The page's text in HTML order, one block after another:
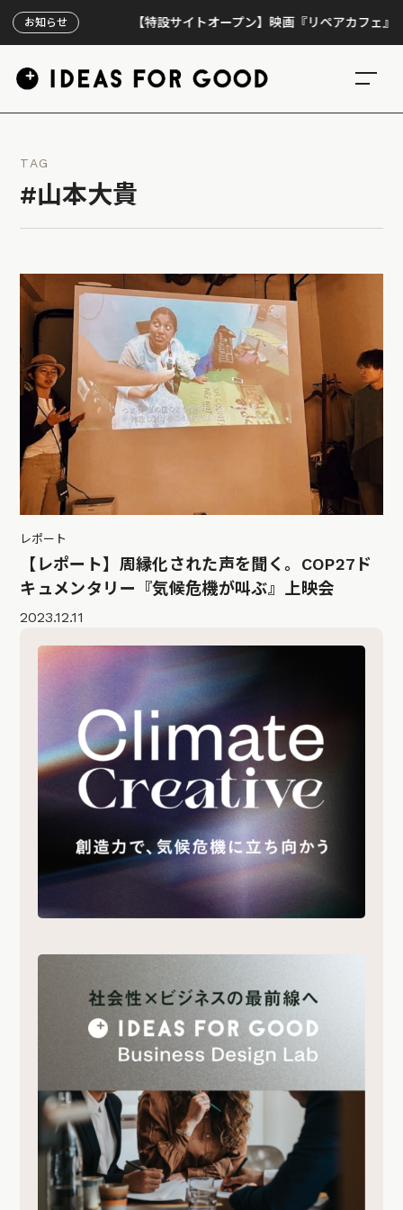
お知らせ 【特設サイトオープン】映画『リペアカフェ』、上
TAG
#山本大貴
レポート
【レポート】周縁化された声を聞く。COP27ド
キュメンタリー『気候危機が叫ぶ』上映会
2023.12.11